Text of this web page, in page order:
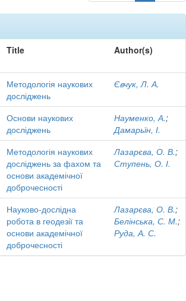
Title Author(s)
Методологія наукових
досліджень
Євчук, Л. А.
Основи наукових
досліджень
Науменко, А.;
Дамарьїн, І.
Методологія наукових
досліджень за фахом та
основи академічної
доброчесності
Лазарєва, О. В.;
Ступень, О. І.
Науково-дослідна
робота в геодезії та
основи академічної
доброчесності
Лазарєва, О. В.;
Белінська, С. М.;
Руда, А. С.